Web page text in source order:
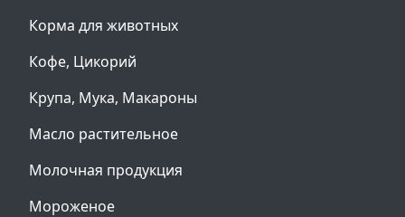
Корма для животных
Кофе, Цикорий
Крупа, Мука, Макароны
Масло растительное
Молочная продукция
Мороженое